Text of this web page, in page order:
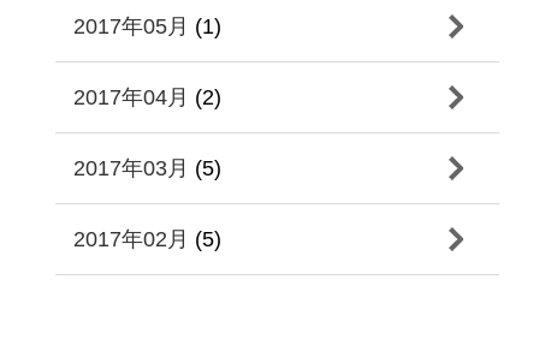
2017年05月 (1)
2017年04月 (2)
2017年03月 (5)
2017年02月 (5)